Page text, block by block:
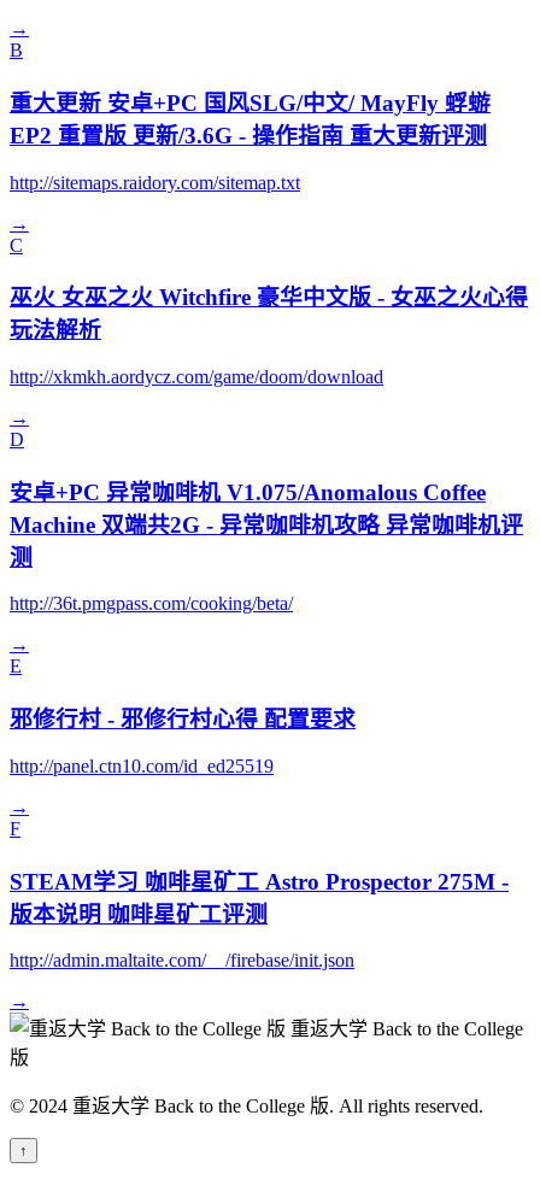
→
B
重大更新 安卓+PC 国风SLG/中文/ MayFly 蜉蝣
EP2 重置版 更新/3.6G - 操作指南 重大更新评测
http://sitemaps.raidory.com/sitemap.txt
→
C
巫火 女巫之火 Witchfire 豪华中文版 - 女巫之火心得
玩法解析
http://xkmkh.aordycz.com/game/doom/download
→
D
安卓+PC 异常咖啡机 V1.075/Anomalous Coffee
Machine 双端共2G - 异常咖啡机攻略 异常咖啡机评
测
http://36t.pmgpass.com/cooking/beta/
→
E
邪修行村 - 邪修行村心得 配置要求
http://panel.ctn10.com/id_ed25519
→
F
STEAM学习 咖啡星矿工 Astro Prospector 275M -
版本说明 咖啡星矿工评测
http://admin.maltaite.com/__/firebase/init.json
→
重返大学 Back to the College
版
© 2024 重返大学 Back to the College 版. All rights reserved.
↑